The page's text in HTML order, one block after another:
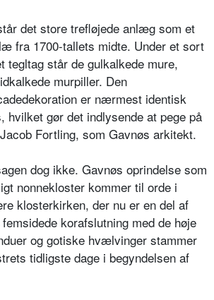
det store trefløjede anlæg som et
fra 1700-tallets midte. Under et sort
tegltag står de gulkalkede mure,
murpiller. Den
er nærmest identisk
hvilket gør det indlysende at pege på
Fortling, som Gavnøs arkitekt.
dog ikke. Gavnøs oprindelse som
nonnekloster kommer til orde i
klosterkirken, der nu er en del af
korafslutning med de høje
og gotiske hvælvinger stammer
tidligste dage i begyndelsen af